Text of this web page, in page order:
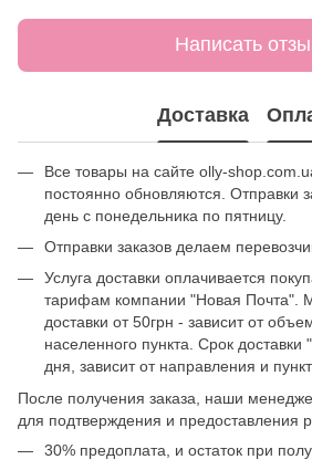
Написать
Доставка
Все товары на сайте olly-
постоянно обновляются. Отправки
день с понедельника по пятницу.
Отправки заказов делаем
Услуга доставки оплачивается
тарифам компании "Новая Почта".
доставки от 50грн - зависит от
населенного пункта. Срок
дня, зависит от направления и
После получения заказа, наши
для подтверждения и предоставления
30% предоплата, и остаток при